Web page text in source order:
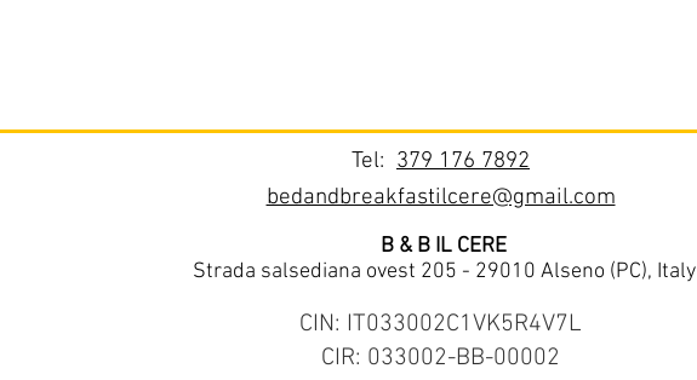
Tel: 379 176 7892
bedandbreakfastilcere@gmail.com
B & B IL CERE
Strada salsediana ovest 205 - 29010 Alseno (PC), Italy
CIN: IT033002C1VK5R4V7L
CIR: 033002-BB-00002